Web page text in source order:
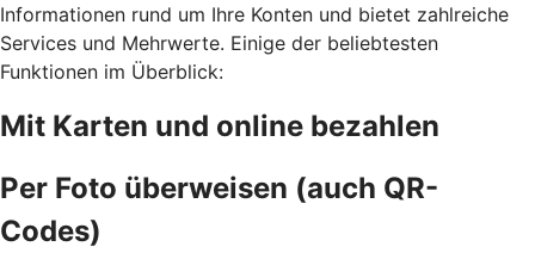
Informationen rund um Ihre Konten und bietet zahlreiche
Services und Mehrwerte. Einige der beliebtesten
Funktionen im Überblick:
Mit Karten und online bezahlen
Per Foto überweisen (auch QR-
Codes)